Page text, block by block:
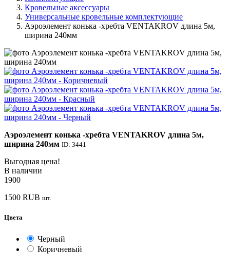
Кровельные аксессуары
Универсальные кровельные комплектующие
Аэроэлемент конька -хребта VENTAKROV длина 5м,
ширина 240мм
Аэроэлемент конька -хребта VENTAKROV длина 5м,
ширина 240мм ID: 3441
Выгодная цена!
В наличии
1900
1500 RUB шт.
Цвета
Черный
Коричневый